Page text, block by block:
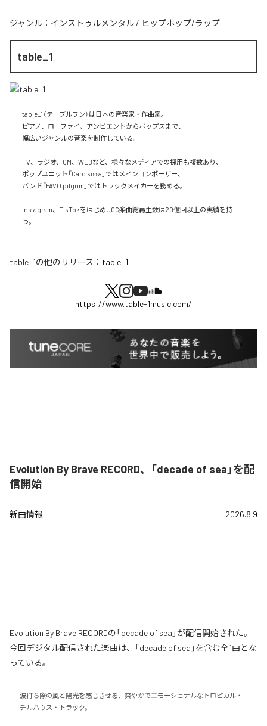
ジャンル： インストゥルメンタル / ヒップホップ/ラップ
table_1
table_1（テーブルワン）は日本の音楽家・作曲家。
ピアノ、ローファイ、アンビエントからポップスまで、
幅広いジャンルの音楽を制作している。
TV、ラジオ、CM、WEBなど、様々なメディアでの採用も複数あり、
ポップユニット「Caro kissa」ではメインコンポーザー、
バンド「FAVO pilgrim」ではトラックメイカーを務める。
Instagram、TikTokをはじめUGC楽曲総再生数は20億回以上の実績を持
つ。
table_1の他のリリース： table_1
https://www.table-1music.com/
Evolution By Brave RECORD、「decade of sea」を配
信開始
新曲情報 2026.8.9
Evolution By Brave RECORDの「decade of sea」が配信開始された。
今回デジタル配信された楽曲は、「decade of sea」を含む全1曲とな
っている。
波打ち際の風と陽光を感じさせる、爽やかでエモーショナルなトロピカル・
チルハウス・トラック。